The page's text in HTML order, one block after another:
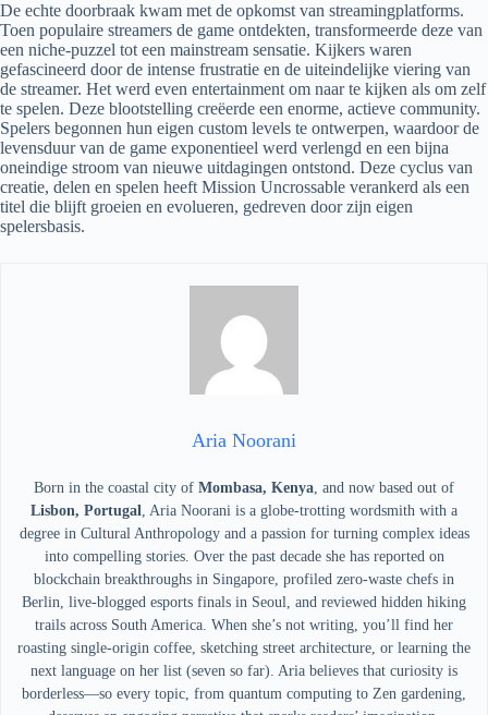
De echte doorbraak kwam met de opkomst van streamingplatforms.
Toen populaire streamers de game ontdekten, transformeerde deze van
een niche-puzzel tot een mainstream sensatie. Kijkers waren
gefascineerd door de intense frustratie en de uiteindelijke viering van
de streamer. Het werd even entertainment om naar te kijken als om zelf
te spelen. Deze blootstelling creëerde een enorme, actieve community.
Spelers begonnen hun eigen custom levels te ontwerpen, waardoor de
levensduur van de game exponentieel werd verlengd en een bijna
oneindige stroom van nieuwe uitdagingen ontstond. Deze cyclus van
creatie, delen en spelen heeft Mission Uncrossable verankerd als een
titel die blijft groeien en evolueren, gedreven door zijn eigen
spelersbasis.
Aria Noorani
Born in the coastal city of Mombasa, Kenya, and now based out of
Lisbon, Portugal, Aria Noorani is a globe-trotting wordsmith with a
degree in Cultural Anthropology and a passion for turning complex ideas
into compelling stories. Over the past decade she has reported on
blockchain breakthroughs in Singapore, profiled zero-waste chefs in
Berlin, live-blogged esports finals in Seoul, and reviewed hidden hiking
trails across South America. When she’s not writing, you’ll find her
roasting single-origin coffee, sketching street architecture, or learning the
next language on her list (seven so far). Aria believes that curiosity is
borderless—so every topic, from quantum computing to Zen gardening,